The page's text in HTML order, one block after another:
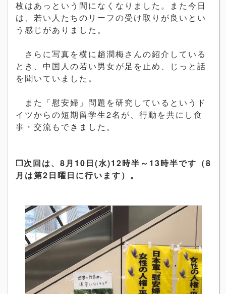
枚はあっという間になくなりました。また今日
は、若い人たちのリーフの受け取りが良いとい
う感じがありました。
さらに写真を横に趙潤梅さんの紹介している
とき、中国人の若い男女が足を止め、じっと話
を聞いていました。
また「慰安婦」問題を研究しているというド
イツからの短期留学生2名が、行動を共にし食
事・交流もできました。
❐次回は、8月10日(水)12時半～13時半です（8
月は第2日曜日に行います）。